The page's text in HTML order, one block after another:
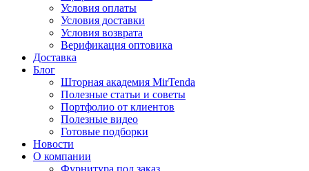
Условия оплаты
Условия доставки
Условия возврата
Верификация оптовика
Доставка
Блог
Шторная академия MirTenda
Полезные статьи и советы
Портфолио от клиентов
Полезные видео
Готовые подборки
Новости
О компании
Фурнитура под заказ